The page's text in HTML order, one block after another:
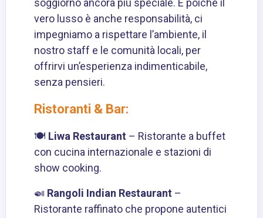
soggiorno ancora più speciale. E poiché il
vero lusso è anche responsabilità, ci
impegniamo a rispettare l’ambiente, il
nostro staff e le comunità locali, per
offrirvi un’esperienza indimenticabile,
senza pensieri.
Ristoranti & Bar:
🍽 Liwa Restaurant – Ristorante a buffet
con cucina internazionale e stazioni di
show cooking.
🍛 Rangoli Indian Restaurant –
Ristorante raffinato che propone autentici